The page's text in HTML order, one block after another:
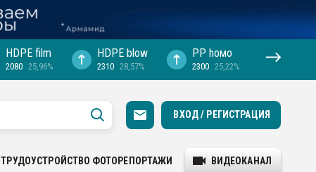
HDPE film
2080 25,96%
HDPE blow
2310 28,57%
PP hомо
2300 25,22%
ВХОД / РЕГИСТРАЦИЯ
ТРУДОУСТРОЙСТВО ФОТОРЕПОРТАЖИ ВИДЕОКАНАЛ